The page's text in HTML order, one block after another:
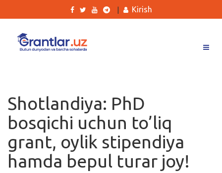
Ishlar
Kurslar
Blog
Yana
Kirish
Shotlandiya: PhD
bosqichi uchun to’liq
grant, oylik stipendiya
hamda bepul turar joy!